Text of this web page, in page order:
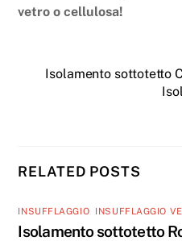
vetro o cellulosa!
Isolamento sottotetto
RELATED POSTS
INSUFFLAGGIO INSUFFLAGGIO
Isolamento sottotetto